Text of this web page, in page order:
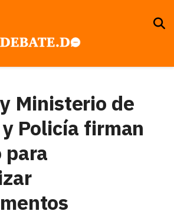
Ministerio de
Policía firman
para